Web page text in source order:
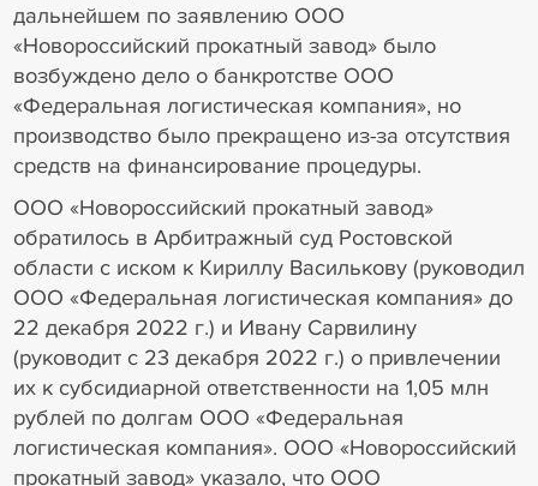
дальнейшем по заявлению ООО
«Новороссийский прокатный завод» было
возбуждено дело о банкротстве ООО
«Федеральная логистическая компания», но
производство было прекращено из-за отсутствия
средств на финансирование процедуры.
ООО «Новороссийский прокатный завод»
обратилось в Арбитражный суд Ростовской
области с иском к Кириллу Василькову (руководил
ООО «Федеральная логистическая компания» до
22 декабря 2022 г.) и Ивану Сарвилину
(руководит с 23 декабря 2022 г.) о привлечении
их к субсидиарной ответственности на 1,05 млн
рублей по долгам ООО «Федеральная
логистическая компания». ООО «Новороссийский
прокатный завод» указало, что ООО